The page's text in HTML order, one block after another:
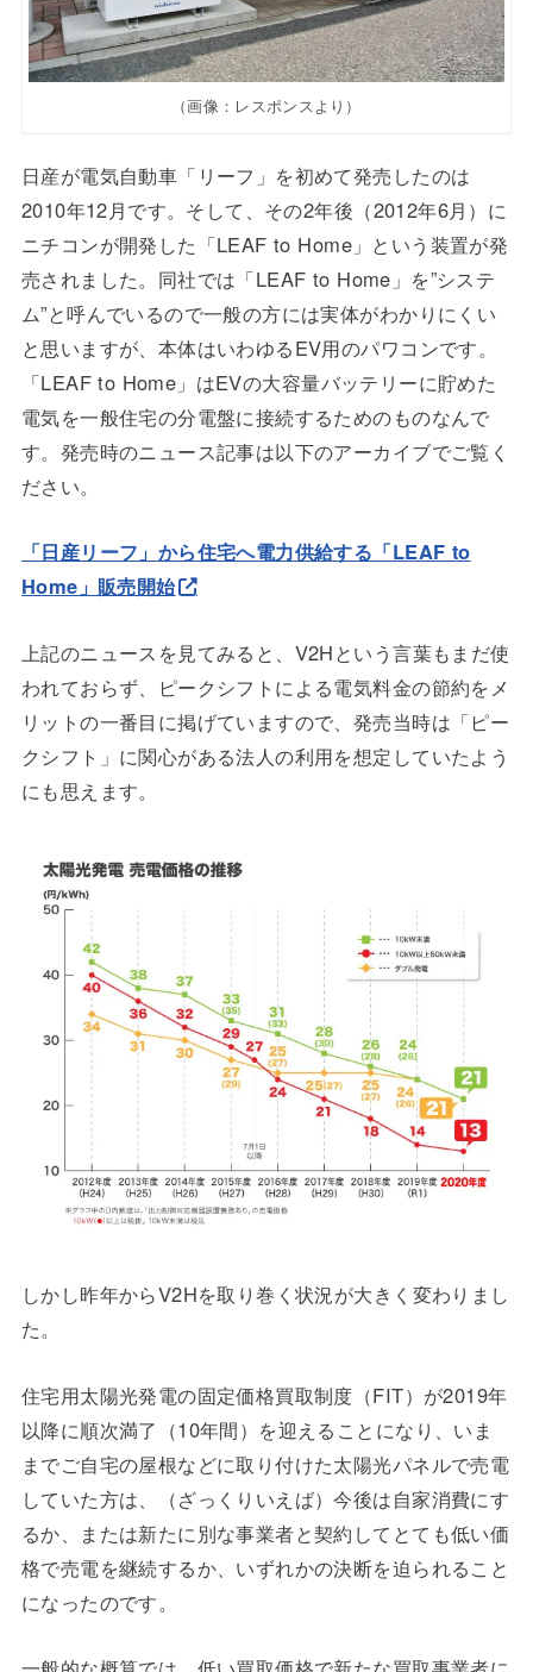
（画像：レスポンスより）
日産が電気自動車「リーフ」を初めて発売したのは
2010年12月です。そして、その2年後（2012年6月）に
ニチコンが開発した「LEAF to Home」という装置が発
売されました。同社では「LEAF to Home」を”システ
ム”と呼んでいるので一般の方には実体がわかりにくい
と思いますが、本体はいわゆるEV用のパワコンです。
「LEAF to Home」はEVの大容量バッテリーに貯めた
電気を一般住宅の分電盤に接続するためのものなんで
す。発売時のニュース記事は以下のアーカイブでご覧く
ださい。
「日産リーフ」から住宅へ電力供給する「LEAF to
Home」販売開始
上記のニュースを見てみると、V2Hという言葉もまだ使
われておらず、ピークシフトによる電気料金の節約をメ
リットの一番目に掲げていますので、発売当時は「ピー
クシフト」に関心がある法人の利用を想定していたよう
にも思えます。
しかし昨年からV2Hを取り巻く状況が大きく変わりまし
た。
住宅用太陽光発電の固定価格買取制度（FIT）が2019年
以降に順次満了（10年間）を迎えることになり、いま
までご自宅の屋根などに取り付けた太陽光パネルで売電
していた方は、（ざっくりいえば）今後は自家消費にす
るか、または新たに別な事業者と契約してとても低い価
格で売電を継続するか、いずれかの決断を迫られること
になったのです。